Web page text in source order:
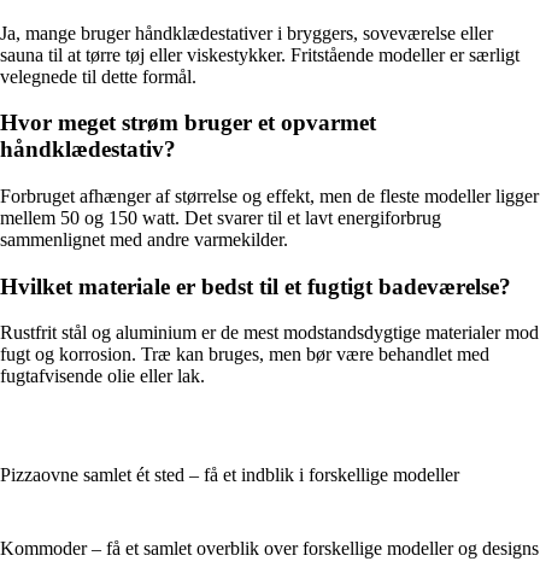
Ja, mange bruger håndklædestativer i bryggers, soveværelse eller
sauna til at tørre tøj eller viskestykker. Fritstående modeller er særligt
velegnede til dette formål.
Hvor meget strøm bruger et opvarmet
håndklædestativ?
Forbruget afhænger af størrelse og effekt, men de fleste modeller ligger
mellem 50 og 150 watt. Det svarer til et lavt energiforbrug
sammenlignet med andre varmekilder.
Hvilket materiale er bedst til et fugtigt badeværelse?
Rustfrit stål og aluminium er de mest modstandsdygtige materialer mod
fugt og korrosion. Træ kan bruges, men bør være behandlet med
fugtafvisende olie eller lak.
Pizzaovne samlet ét sted – få et indblik i forskellige modeller
Kommoder – få et samlet overblik over forskellige modeller og designs